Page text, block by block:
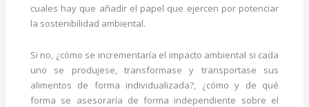
cuales hay que añadir el papel que ejercen por potenciar
la sostenibilidad ambiental.
Si no, ¿cómo se incrementaría el impacto ambiental si cada
uno se produjese, transformase y transportase sus
alimentos de forma individualizada?, ¿cómo y de qué
forma se asesoraría de forma independiente sobre el